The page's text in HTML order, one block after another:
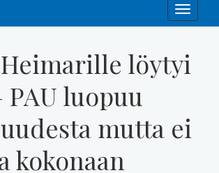
Toggle
löytyi
PAU luopuu
mutta ei
kokonaan